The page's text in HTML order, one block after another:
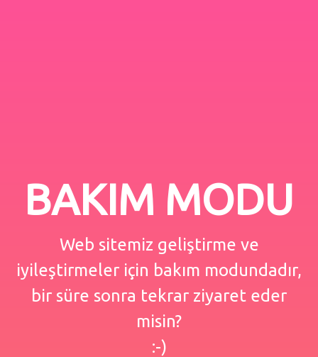
BAKIM MODU
Web sitemiz geliştirme ve
iyileştirmeler için bakım modundadır,
bir süre sonra tekrar ziyaret eder
misin?
:-)